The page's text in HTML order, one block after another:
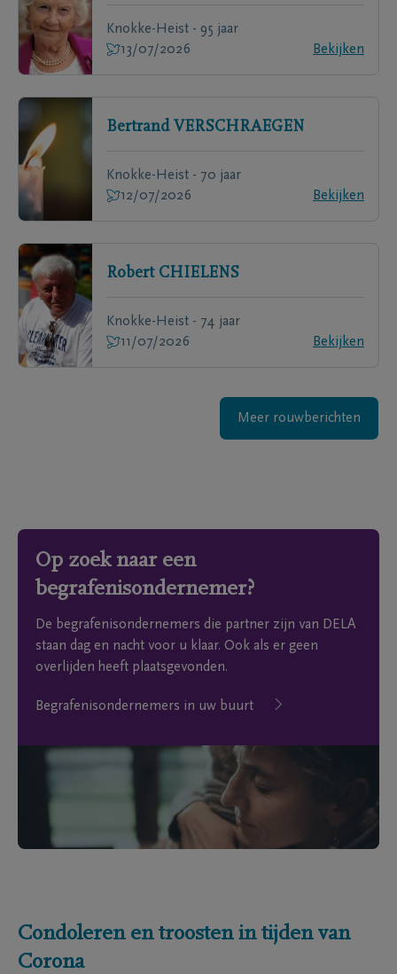
Knokke-Heist - 95 jaar
13/07/2026
Bekijken
Bertrand VERSCHRAEGEN
Knokke-Heist - 70 jaar
12/07/2026
Bekijken
Robert CHIELENS
Knokke-Heist - 74 jaar
11/07/2026
Bekijken
Meer rouwberichten
Op zoek naar een
begrafenisondernemer?
De begrafenisondernemers die partner zijn van DELA
staan dag en nacht voor u klaar. Ook als er geen
overlijden heeft plaatsgevonden.
Begrafenisondernemers in uw buurt
Condoleren en troosten in tijden van
Corona